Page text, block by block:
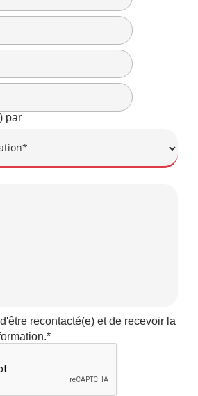
par
recontacté(e) et de recevoir la